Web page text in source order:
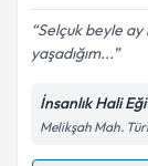
E-posta
Metni
Selçuk beyle
yaşadığım...
İnsanlık Hali
Melikşah Mah.